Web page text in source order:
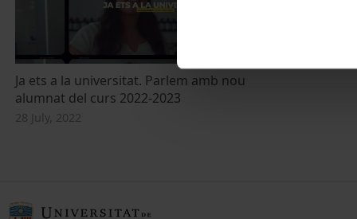
Ja ets a la universitat. Parlem amb nou
alumnat del curs 2022-2023
28 July, 2022